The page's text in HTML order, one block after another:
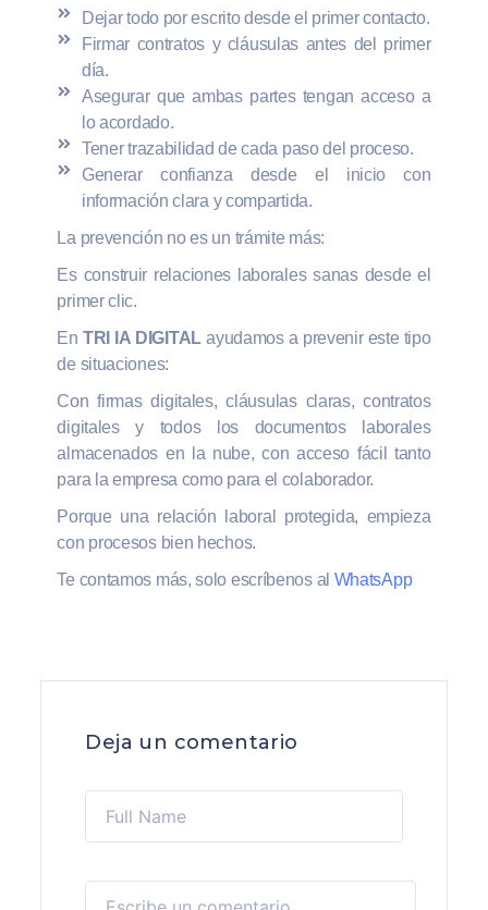
Dejar todo por escrito desde el primer contacto.
Firmar contratos y cláusulas antes del primer
día.
Asegurar que ambas partes tengan acceso a
lo acordado.
Tener trazabilidad de cada paso del proceso.
Generar confianza desde el inicio con
información clara y compartida.
La prevención no es un trámite más:
Es construir relaciones laborales sanas desde el
primer clic.
EnTRI IA DIGITALayudamos a prevenir este tipo
de situaciones:
Con firmas digitales, cláusulas claras, contratos
digitales y todos los documentos laborales
almacenados en la nube, con acceso fácil tanto
para la empresa como para el colaborador.
Porque una relación laboral protegida, empieza
con procesos bien hechos.
Te contamos más, solo escríbenos al WhatsApp
Deja un comentario